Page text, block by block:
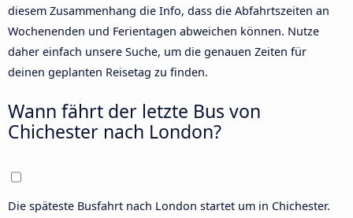
diesem Zusammenhang die Info, dass die Abfahrtszeiten an
Wochenenden und Ferientagen abweichen können. Nutze
daher einfach unsere Suche, um die genauen Zeiten für
deinen geplanten Reisetag zu finden.
Wann fährt der letzte Bus von
Chichester nach London?
Die späteste Busfahrt nach London startet um in Chichester.